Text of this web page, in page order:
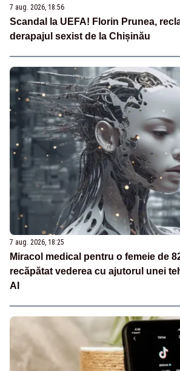
7 aug. 2026, 18:56
Scandal la UEFA! Florin Prunea,
derapajul sexist de la Chișinău
7 aug. 2026, 18:25
Miracol medical pentru o femeie de
recăpătat vederea cu ajutorul unei
AI